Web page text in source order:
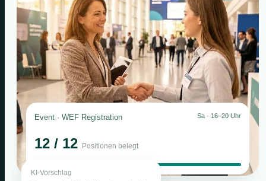
Event · WEF Registration Sa · 16–20 Uhr
12 / 12 Positionen belegt
KI-Vorschlag